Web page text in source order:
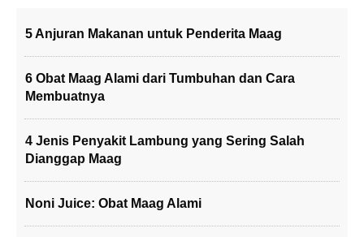
5 Anjuran Makanan untuk Penderita Maag
6 Obat Maag Alami dari Tumbuhan dan Cara
Membuatnya
4 Jenis Penyakit Lambung yang Sering Salah
Dianggap Maag
Noni Juice: Obat Maag Alami